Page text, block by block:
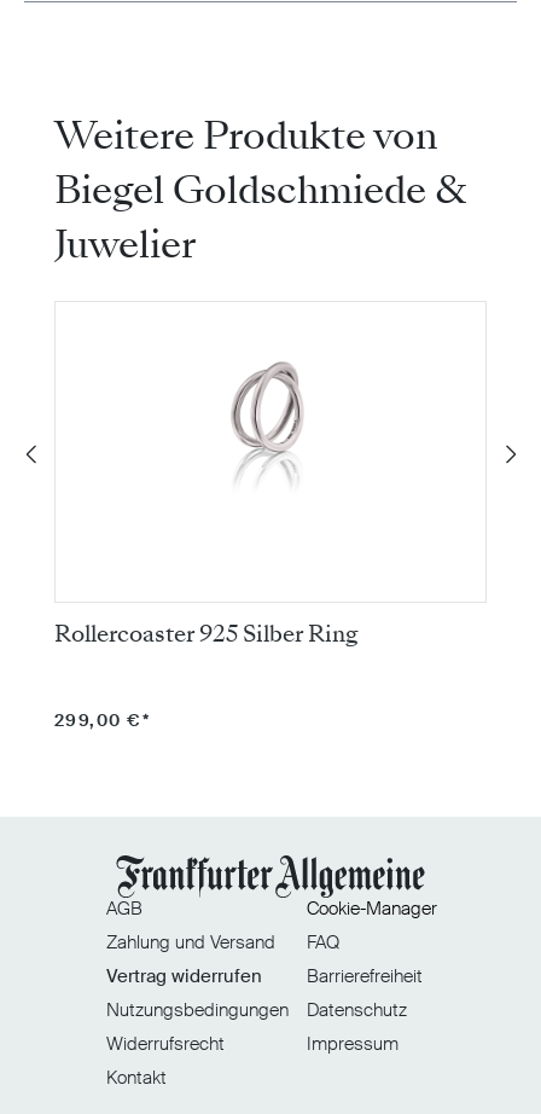
Produktgalerie überspringen
Weitere Produkte von
Biegel Goldschmiede &
Juwelier
Rollercoaster 925 Silber Ring
299,00 €*
AGB
Zahlung und Versand
Widerrufsrecht
Vertrag widerrufen
Cookie-Manager
FAQ
Barrierefreiheit
Datenschutz
Nutzungsbedingungen
Impressum
Kontakt